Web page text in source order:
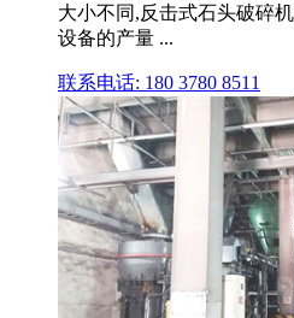
大小不同,反击式石头破碎
设备的产量 ...
联系电话: 180 3780 8511